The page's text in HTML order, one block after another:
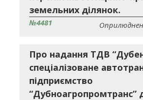
земельних ділянок.
№4481
Про надання ТДВ
спеціалізоване
підприємство
“Дубноагропромтранс”